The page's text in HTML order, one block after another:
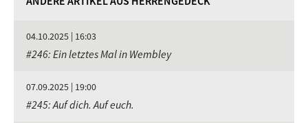
04.10.2025 | 16:03
#246: Ein letztes Mal in Wembley
07.09.2025 | 19:00
#245: Auf dich. Auf euch.